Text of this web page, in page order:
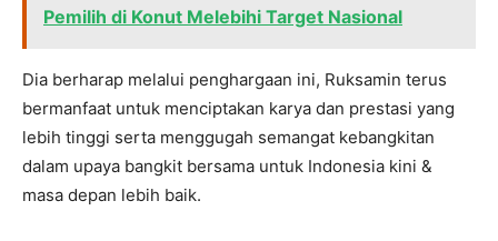
Pemilih di Konut Melebihi Target Nasional
Dia berharap melalui penghargaan ini, Ruksamin terus
bermanfaat untuk menciptakan karya dan prestasi yang
lebih tinggi serta menggugah semangat kebangkitan
dalam upaya bangkit bersama untuk Indonesia kini &
masa depan lebih baik.